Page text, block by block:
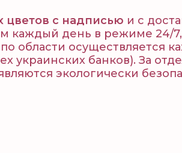
цветов с надписью и с
каждый день в режиме 24/
области осуществляется
банков). За
экологически